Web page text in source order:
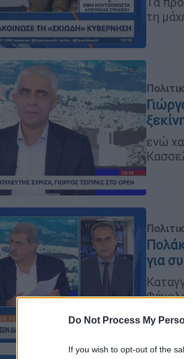
Do Not Process My
If you wish to opt-out of the
τη
ενώ
για